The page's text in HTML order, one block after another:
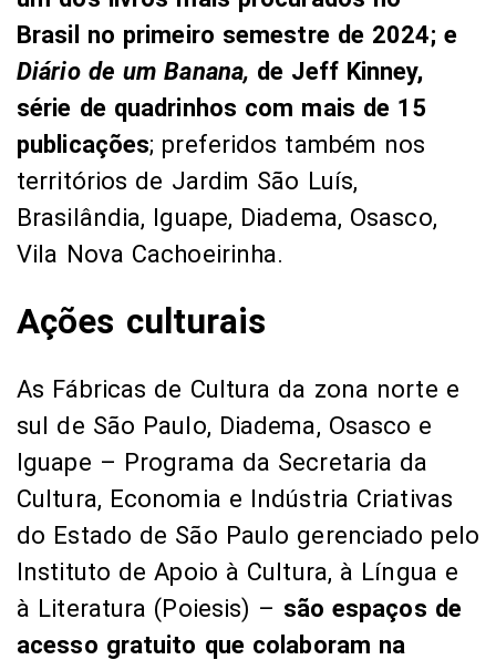
Brasil no primeiro semestre de 2024; e
Diário de um Banana, de Jeff Kinney,
série de quadrinhos com mais de 15
publicações; preferidos também nos
territórios de Jardim São Luís,
Brasilândia, Iguape, Diadema, Osasco,
Vila Nova Cachoeirinha.
Ações culturais
As Fábricas de Cultura da zona norte e
sul de São Paulo, Diadema, Osasco e
Iguape – Programa da Secretaria da
Cultura, Economia e Indústria Criativas
do Estado de São Paulo gerenciado pelo
Instituto de Apoio à Cultura, à Língua e
à Literatura (Poiesis) – são espaços de
acesso gratuito que colaboram na